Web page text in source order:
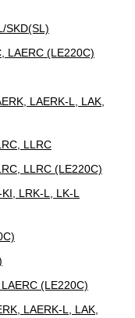
SKD(SL)
LAERC (LE220C)
LAERK-L, LAK,
LLRC
LLRC (LE220C)
LRK-L, LK-L
(LE220C)
LAERK-L, LAK,